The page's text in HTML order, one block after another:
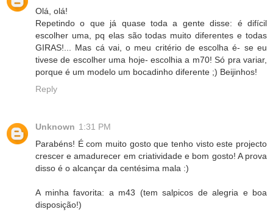
Olá, olá!
Repetindo o que já quase toda a gente disse: é difícil
escolher uma, pq elas são todas muito diferentes e todas
GIRAS!... Mas cá vai, o meu critério de escolha é- se eu
tivese de escolher uma hoje- escolhia a m70! Só pra variar,
porque é um modelo um bocadinho diferente ;) Beijinhos!
Reply
Unknown 1:31 PM
Parabéns! É com muito gosto que tenho visto este projecto
crescer e amadurecer em criatividade e bom gosto! A prova
disso é o alcançar da centésima mala :)
A minha favorita: a m43 (tem salpicos de alegria e boa
disposição!)